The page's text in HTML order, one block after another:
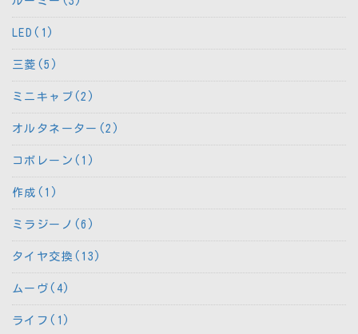
LED(1)
三菱(5)
ミニキャブ(2)
オルタネーター(2)
コボレーン(1)
作成(1)
ミラジーノ(6)
タイヤ交換(13)
ムーヴ(4)
ライフ(1)